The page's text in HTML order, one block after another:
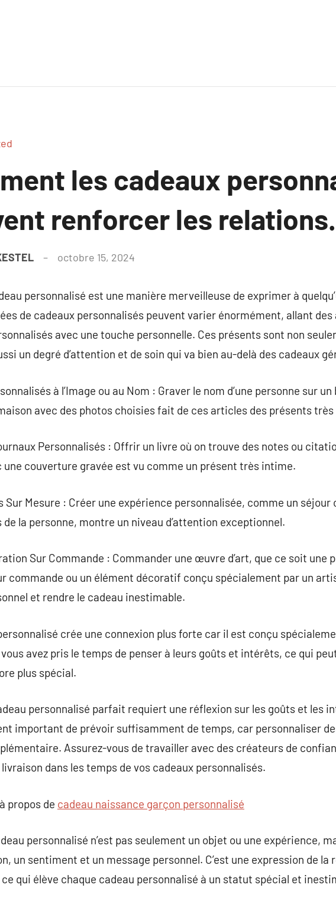
les cadeaux
renforcer les relations.
octobre 15, 2024
personnalisé est une manière merveilleuse de exprimer à
de cadeaux personnalisés peuvent varier énormément, allant
avec une touche personnelle. Ces présents sont non
un degré d’attention et de soin qui va bien au-delà des cadeaux
à l’Image ou au Nom : Graver le nom d’une personne sur
avec des photos choisies fait de ces articles des présents très
Personnalisés : Offrir un livre où on trouve des notes ou
une couverture gravée est vu comme un présent très intime.
Sur Mesure : Créer une expérience personnalisée, comme un séjour
la personne, montre un niveau d’attention exceptionnel.
Sur Commande : Commander une œuvre d’art, que ce soit une
commande ou un élément décoratif conçu spécialement par un
et rendre le cadeau inestimable.
crée une connexion plus forte car il est conçu
avez pris le temps de penser à leurs goûts et intérêts, ce qui
plus spécial.
personnalisé parfait requiert une réflexion sur les goûts et les
important de prévoir suffisamment de temps, car personnaliser
Assurez-vous de travailler avec des créateurs de
dans les temps de vos cadeaux personnalisés.
propos de cadeau naissance garçon personnalisé
personnalisé n’est pas seulement un objet ou une expérience,
un sentiment et un message personnel. C’est une expression de
qui élève chaque cadeau personnalisé à un statut spécial et